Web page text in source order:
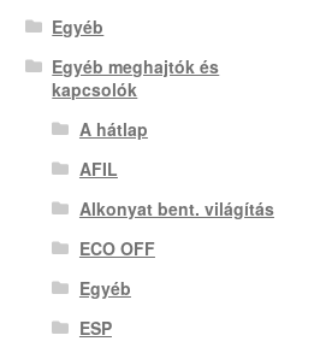
Egyéb
Egyéb meghajtók és
kapcsolók
A hátlap
AFIL
Alkonyat bent. világítás
ECO OFF
Egyéb
ESP